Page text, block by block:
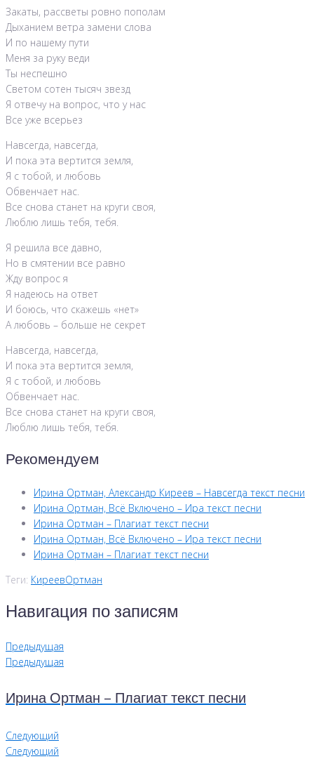
Закаты, рассветы ровно пополам
Дыханием ветра замени слова
И по нашему пути
Меня за руку веди
Ты неспешно
Светом сотен тысяч звезд
Я отвечу на вопрос, что у нас
Все уже всерьез
Навсегда, навсегда,
И пока эта вертится земля,
Я с тобой, и любовь
Обвенчает нас.
Все снова станет на круги своя,
Люблю лишь тебя, тебя.
Я решила все давно,
Но в смятении все равно
Жду вопрос я
Я надеюсь на ответ
И боюсь, что скажешь «нет»
А любовь – больше не секрет
Навсегда, навсегда,
И пока эта вертится земля,
Я с тобой, и любовь
Обвенчает нас.
Все снова станет на круги своя,
Люблю лишь тебя, тебя.
Рекомендуем
Ирина Ортман, Александр Киреев – Навсегда текст песни
Ирина Ортман, Всё Включено – Ира текст песни
Ирина Ортман – Плагиат текст песни
Ирина Ортман, Всё Включено – Ира текст песни
Ирина Ортман – Плагиат текст песни
Теги: КиреевОртман
Навигация по записям
Предыдущая
Предыдущая
Ирина Ортман – Плагиат текст песни
Следующий
Следующий